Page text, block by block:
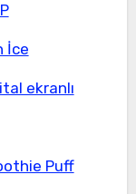
İce
ekranlı
Puff